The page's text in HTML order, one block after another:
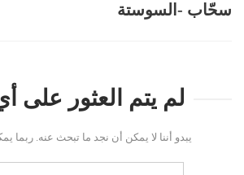
سحّاب -السوستة
لم يتم العثور على
يبدو أننا لا يمكن أن نجد ما تبحث عنه. ربما